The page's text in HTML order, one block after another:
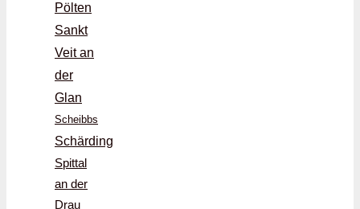
Pölten
Sankt
Veit an
der
Glan
Scheibbs
Schärding
Spittal
an der
Drau